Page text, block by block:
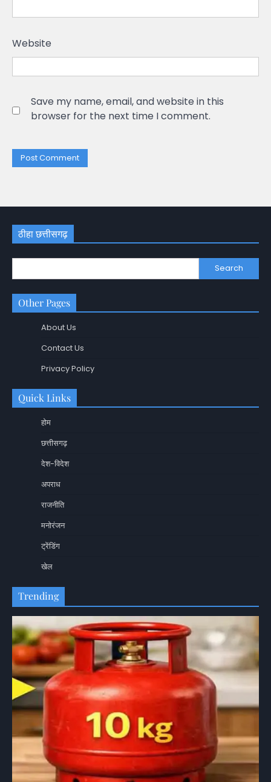
Website
Save my name, email, and website in this
browser for the next time I comment.
ठीहा छत्तीसगढ़
Search
Other Pages
About Us
Contact Us
Privacy Policy
Quick Links
होम
छत्तीसगढ़
देश-विदेश
अपराध
राजनीति
मनोरंजन
ट्रेंडिंग
खेल
Trending